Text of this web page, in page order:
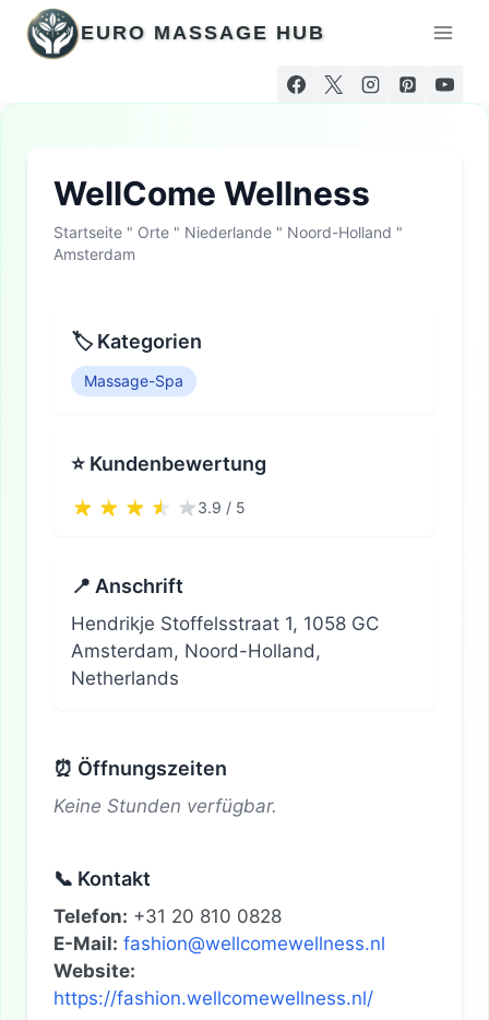
Zum
Inhalt
springen
EURO MASSAGE HUB
WellCome Wellness
Startseite " Orte " Niederlande " Noord-Holland "
Amsterdam
🏷 Kategorien
Massage-Spa
⭐ Kundenbewertung
3.9 / 5
📍 Anschrift
Hendrikje Stoffelsstraat 1, 1058 GC
Amsterdam, Noord-Holland,
Netherlands
⏰ Öffnungszeiten
Keine Stunden verfügbar.
📞 Kontakt
Telefon: +31 20 810 0828
E-Mail: fashion@wellcomewellness.nl
Website:
https://fashion.wellcomewellness.nl/